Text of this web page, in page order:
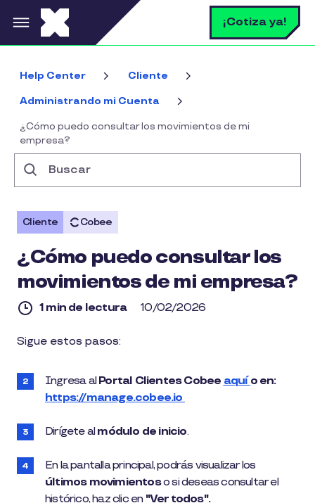
Pasar al contenido principal ¡Cotiza ya!
Help Center Cliente
Administrando mi Cuenta
¿Cómo puedo consultar los movimientos de mi
empresa?
Cliente Cobee
¿Cómo puedo consultar los
movimientos de mi empresa?
1 min de lectura 10/02/2026
1
min
lectura
Sigue estos pasos:
Ingresa alPortal Clientes Cobee aquío en:
https://manage.cobee.io
Dirígete almódulo de inicio.
En la pantalla principal, podrás visualizar los
últimos movimientoso si deseas consultar el
histórico, haz clic en "Ver todos".